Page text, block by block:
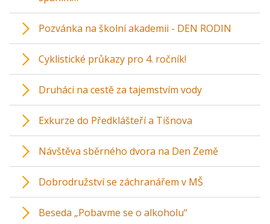
Pozvánka na školní akademii - DEN RODIN
Cyklistické průkazy pro 4. ročník!
Druháci na cestě za tajemstvím vody
Exkurze do Předklášteří a Tišnova
Návštěva sběrného dvora na Den Země
Dobrodružství se záchranářem v MŠ
Beseda „Pobavme se o alkoholu“